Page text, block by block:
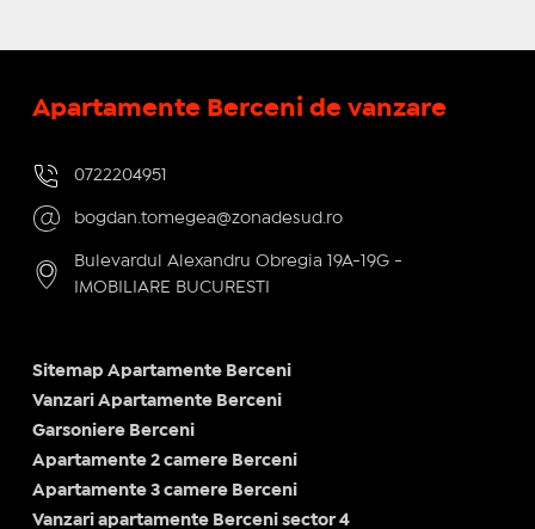
Apartamente Berceni de vanzare
0722204951
bogdan.tomegea@zonadesud.ro
Bulevardul Alexandru Obregia 19A-19G -
IMOBILIARE BUCURESTI
Sitemap Apartamente Berceni
Vanzari Apartamente Berceni
Garsoniere Berceni
Apartamente 2 camere Berceni
Apartamente 3 camere Berceni
Vanzari apartamente Berceni sector 4